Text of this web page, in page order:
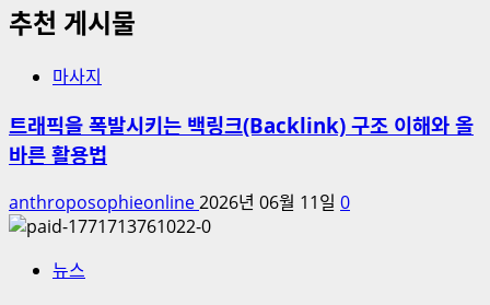
추천 게시물
마사지
트래픽을 폭발시키는 백링크(Backlink) 구조 이해와 올
바른 활용법
anthroposophieonline2026년 06월 11일 0
뉴스